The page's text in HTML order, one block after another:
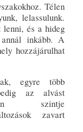
Télen
lelassulunk.
lenni, és a hideg
inkább. A
hozzájárulhat
egyre több
az alvást
szintje
zavart